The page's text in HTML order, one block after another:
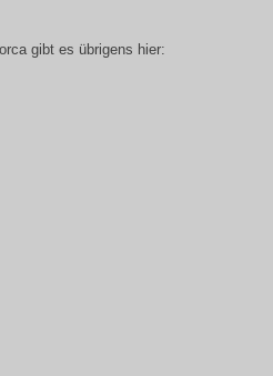
gibt es übrigens hier: